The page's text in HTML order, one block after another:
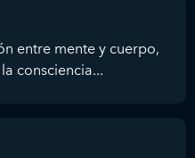
entre mente y cuerpo,
consciencia...